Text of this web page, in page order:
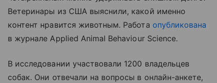
Ветеринары из США выяснили, какой именно
контент нравится животным. Работа опубликована
в журнале Applied Animal Behaviour Science.
В исследовании участвовали 1200 владельцев
собак. Они отвечали на вопросы в онлайн-анкете,